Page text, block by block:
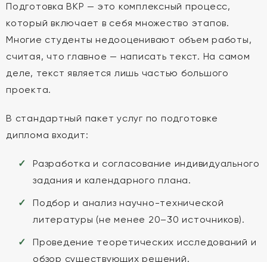
Подготовка ВКР — это комплексный процесс,
который включает в себя множество этапов.
Многие студенты недооценивают объем работы,
считая, что главное — написать текст. На самом
деле, текст является лишь частью большого
проекта.
В стандартный пакет услуг по подготовке
диплома входит:
Разработка и согласование индивидуального
задания и календарного плана.
Подбор и анализ научно-технической
литературы (не менее 20–30 источников).
Проведение теоретических исследований и
обзор существующих решений.